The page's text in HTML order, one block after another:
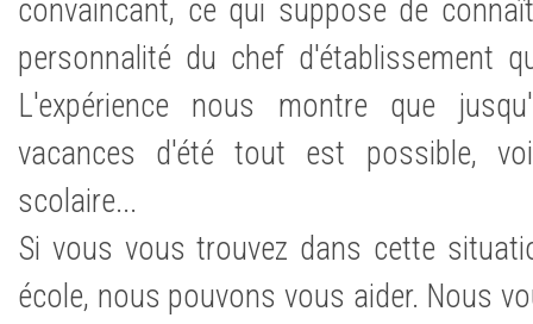
convaincant, ce qui suppose de
personnalité du chef d'établissement
L'expérience nous montre que
vacances d'été tout est possible,
scolaire...
Si vous vous trouvez dans cette
école, nous pouvons vous aider. Nous